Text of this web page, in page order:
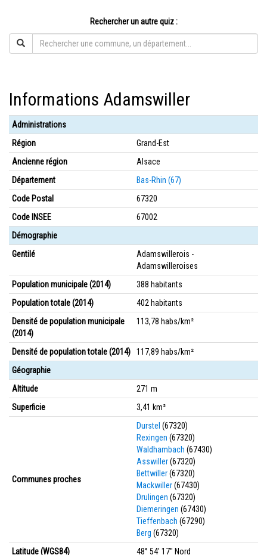
Rechercher un autre quiz :
Informations Adamswiller
Administrations
Région
Grand-Est
Ancienne région
Alsace
Département
Bas-Rhin (67)
Code Postal
67320
Code INSEE
67002
Démographie
Gentilé
Adamswillerois -
Adamswilleroises
Population municipale (2014)
388 habitants
Population totale (2014)
402 habitants
Densité de population municipale
(2014)
113,78 habs/km²
Densité de population totale (2014)
117,89 habs/km²
Géographie
Altitude
271 m
Superficie
3,41 km²
Communes proches
Durstel (67320)
Rexingen (67320)
Waldhambach (67430)
Asswiller(67320)
Bettwiller(67320)
Mackwiller(67430)
Drulingen (67320)
Diemeringen (67430)
Tieffenbach (67290)
Berg (67320)
Latitude (WGS84)
48° 54' 17'' Nord